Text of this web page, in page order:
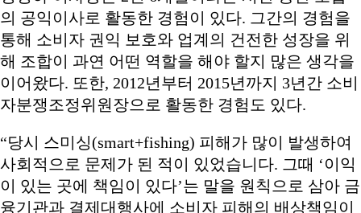
의 공익이사로 활동한 경험이 있다. 그간의 경험을
통해 소비자 권익 보호와 업계의 건전한 성장을 위
해 조합이 과연 어떤 역할을 해야 할지 많은 생각을
이어왔다. 또한, 2012년부터 2015년까지 3년간 소비
자분쟁조정위원장으로 활동한 경험도 있다.
“당시 스미싱(smart+fishing) 피해가 많이 발생하여
사회적으로 문제가 된 적이 있었습니다. 그때 ‘이익
이 있는 곳에 책임이 있다’는 말을 원칙으로 삼아 금
융기관과 결제대행사에 소비자 피해의 배상책임이